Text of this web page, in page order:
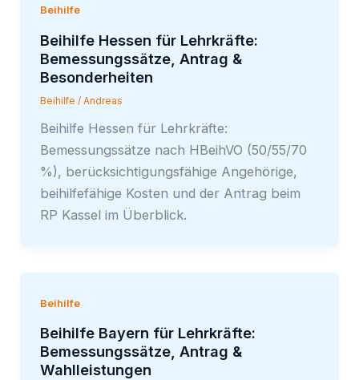
Beihilfe
Beihilfe Hessen für Lehrkräfte:
Bemessungssätze, Antrag &
Besonderheiten
Beihilfe / Andreas
Beihilfe Hessen für Lehrkräfte:
Bemessungssätze nach HBeihVO (50/55/70
%), berücksichtigungsfähige Angehörige,
beihilfefähige Kosten und der Antrag beim
RP Kassel im Überblick.
Beihilfe
Beihilfe Bayern für Lehrkräfte:
Bemessungssätze, Antrag &
Wahlleistungen